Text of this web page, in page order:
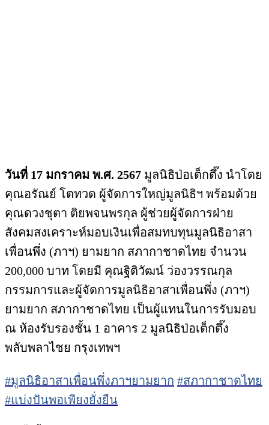
วันที่ 17 มกราคม พ.ศ. 2567 มูลนิธิป่อเต็กตึ๊ง นำโดย
คุณอรัณย์ โตทวด ผู้จัดการใหญ่มูลนิธิฯ พร้อมด้วย
คุณดวงชุตา ติยพจนพรกุล ผู้ช่วยผู้จัดการฝ่าย
สังคมสงเคราะห์มอบเงินเพื่อสมทบทุนมูลนิธิอาสา
เพื่อนพึ่ง (ภาฯ) ยามยาก สภากาชาดไทย จำนวน
200,000 บาท โดยมี คุณฐิติวัฒน์ ว่องวรรณกุล
กรรมการและผู้จัดการมูลนิธิอาสาเพื่อนพึ่ง (ภาฯ)
ยามยาก สภากาชาดไทย เป็นผู้แทนในการรับมอบ
ณ ห้องรับรองชั้น 1 อาคาร 2 มูลนิธิป่อเต็กตึ๊ง
พลับพลาไชย กรุงเทพฯ
#มูลนิธิอาสาเพื่อนพึ่งภาฯยามยาก #สภากาชาดไทย
#แบ่งปันพอเพียงยั่งยืน